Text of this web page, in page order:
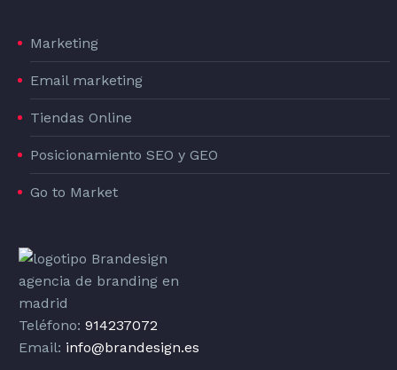
Marketing
Email marketing
Tiendas Online
Posicionamiento SEO y GEO
Go to Market
Teléfono: 914237072
Email: info@brandesign.es